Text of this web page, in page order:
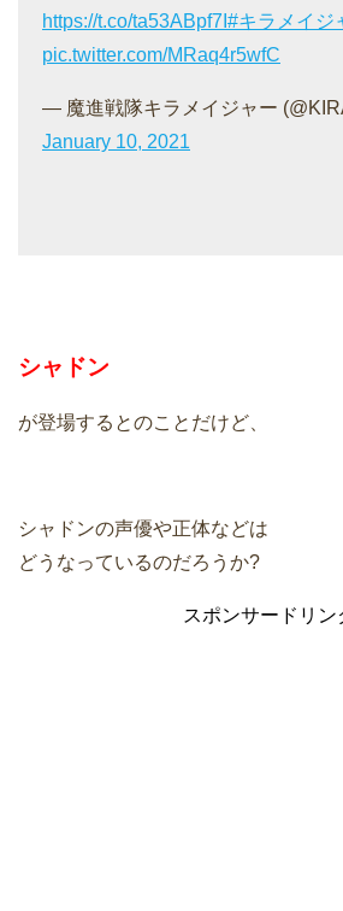
https://t.co/ta53ABpf7I #キラメイジ
pic.twitter.com/MRaq4r5wfC
— 魔進戦隊キラメイジャー
January 10, 2021
シャドン
が登場するとのことだけど、
シャドンの声優や正体などは
どうなっているのだろうか?
スポンサードリン